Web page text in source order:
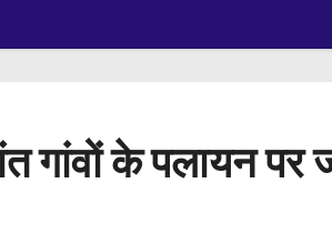
गांवों के पलायन पर